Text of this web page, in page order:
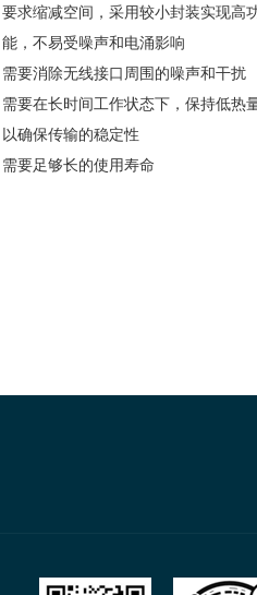
要求缩减空间，采用较小封装实现高
能，不易受噪声和电涌影响
需要消除无线接口周围的噪声和干扰
需要在长时间工作状态下，保持低热
以确保传输的稳定性
需要足够长的使用寿命